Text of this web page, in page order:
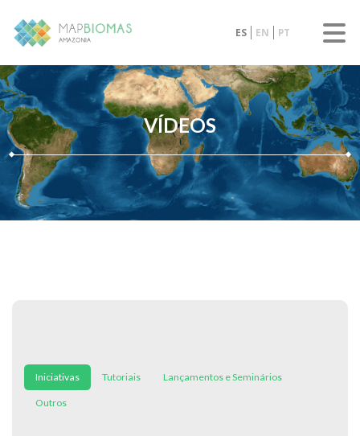
ES EN PT
VÍDEOS
Iniciativas Tutoriais Lançamentos e Seminários
Outros